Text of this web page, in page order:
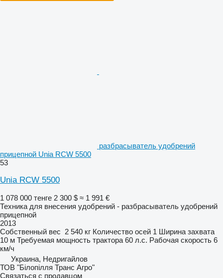
разбрасыватель удобрений
прицепной Unia RCW 5500
53
Unia RCW 5500
1 078 000 тенге 2 300 $ ≈ 1 991 €
Техника для внесения удобрений - разбрасыватель удобрений
прицепной
2013
Собственный вес 2 540 кг Количество осей 1 Ширина захвата
10 м Требуемая мощность трактора 60 л.с. Рабочая скорость 6
км/ч
Украина, Недригайлов
ТОВ "Білопілля Транс Агро"
Связаться с продавцом